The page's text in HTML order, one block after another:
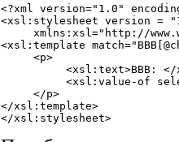
<?xml version="1.0"
<xsl:stylesheet version =
xmlns:xsl="http://
<xsl:template
     <p>
<xsl:text>BBB:
<xsl:value-of
     </p>
</xsl:template>